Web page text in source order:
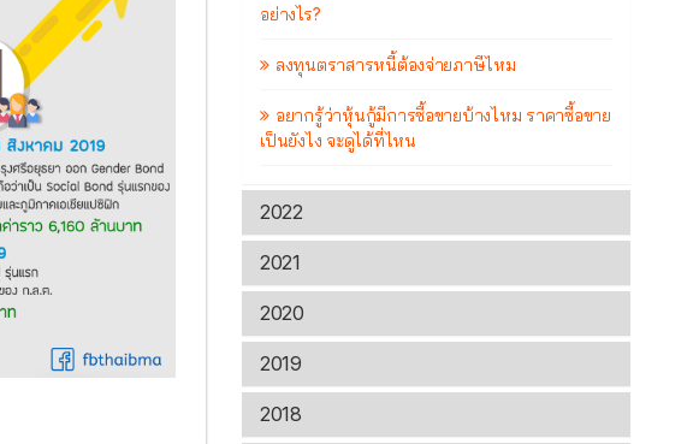
อย่างไร?
ลงทุนตราสารหนี้ต้องจ่ายภาษีไหม
อยากรู้ว่าหุ้นกู้มีการซื้อขายบ้างไหม ราคาซื้อขาย
เป็นยังไง จะดูได้ที่ไหน
2022
2021
2020
2019
2018